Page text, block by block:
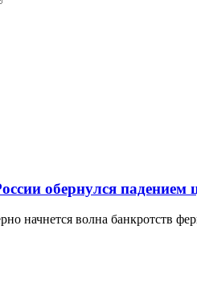
обернулся падением
начнется волна банкротств